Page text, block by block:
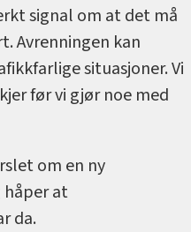
signal om at det må
Avrenningen kan
situasjoner. Vi
før vi gjør noe med
om en ny
at
da.